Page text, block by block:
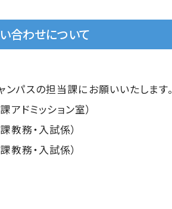
合わせについて
パスの担当課にお願いいたします。
ドミッション室）
教務・入試係）
教務・入試係）